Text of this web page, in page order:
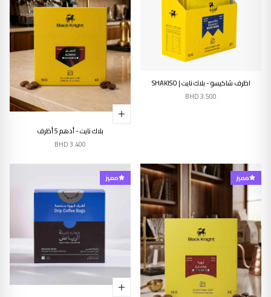
اظرف شاكيسو - بلاك نايت | SHAKISO
BHD3.500
بلاك نايت - أدهم 5 أظرف
BHD3.400
مميز مميز